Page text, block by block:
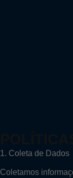
1. Coleta de Dados
Coletamos